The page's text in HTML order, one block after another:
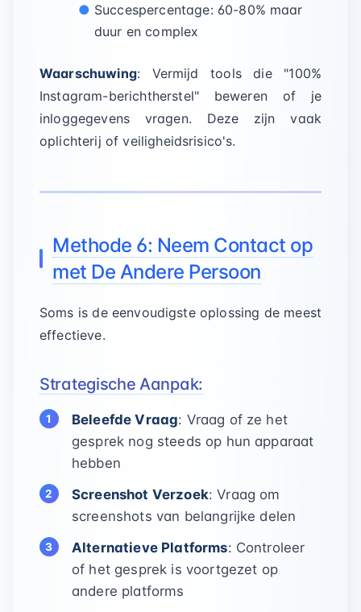
Succespercentage: 60-80% maar
duur en complex
Waarschuwing: Vermijd tools die "100%
Instagram-berichtherstel" beweren of je
inloggegevens vragen. Deze zijn vaak
oplichterij of veiligheidsrisico's.
Methode 6: Neem Contact op
met De Andere Persoon
Soms is de eenvoudigste oplossing de meest
effectieve.
Strategische Aanpak:
Beleefde Vraag: Vraag of ze het
gesprek nog steeds op hun apparaat
hebben
Screenshot Verzoek: Vraag om
screenshots van belangrijke delen
Alternatieve Platforms: Controleer
of het gesprek is voortgezet op
andere platforms